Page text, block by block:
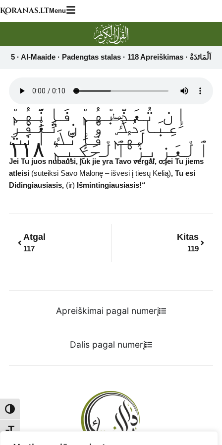
Toggle High Contrast
Toggle Font size
Skip
to
Koranas.ltMenu
إِن تُعَذِّبْهُمْ فَإِنَّهُمْ
عِبَادُكَ ۖ وَإِن تَغْفِرْ
لَهُمْ فَإِنَّكَ أَنتَ
ٱلْعَزِيزُ ٱلْحَكِيمُ ١١٨
Jei Tu juos nubausi, juk jie yra Tavo vergai, o jei Tu jiems
atleisi(suteiksi Savo Malonę – išvesi į tiesų Kelią), Tu esi
Didingiausiasis,(ir) Išmintingiausiasis!“
Atgal
117
Kitas
119
Apreiškimai pagal numerį
Dalis pagal numerį